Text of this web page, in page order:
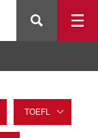
TOEFL